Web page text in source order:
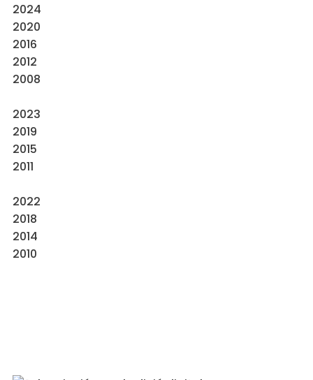
2024
2020
2016
2012
2008
2023
2019
2015
2011
2022
2018
2014
2010